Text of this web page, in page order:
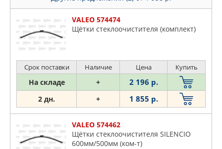
VALEO 574474
Щётки стеклоочистителя (комплект)
Срок поставки Наличие Цена Купить
На складе + 2 196 р.
2 дн. + 1 855 р.
VALEO 574462
Щётки стеклоочистителя SILENCIO
600мм/500мм (ком-т)